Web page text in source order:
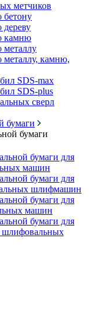
метчиков
бетону
камню
металлу
металлу, камню,
SDS-max
SDS-plus
сверл
бумаги
бумаги
бумаги для
машин
бумаги для
шлифмашин
бумаги для
машин
бумаги для
шлифовальных